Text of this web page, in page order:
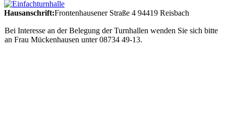
Hausanschrift:Frontenhausener Straße 4 94419 Reisbach
Bei Interesse an der Belegung der Turnhallen wenden Sie sich bitte
an Frau Mückenhausen unter 08734 49-13.